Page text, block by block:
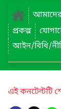
প্রকল্প
আইন/বিধি/
এই কনটেন্টটি